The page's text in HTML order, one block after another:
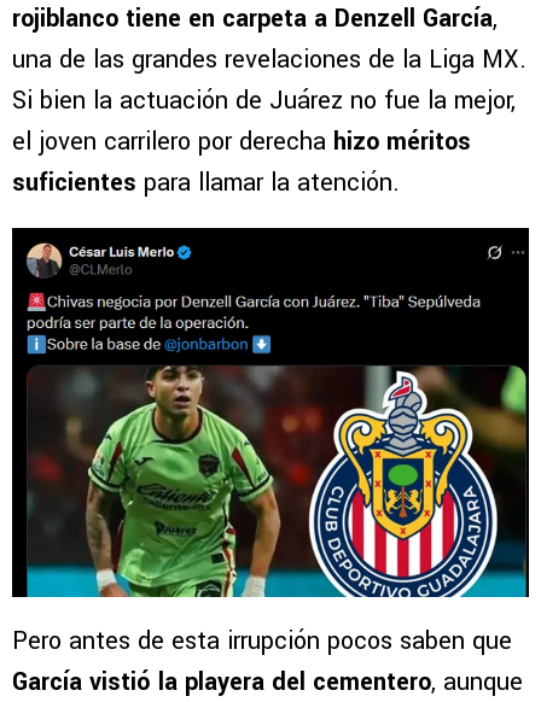
rojiblanco tiene en carpeta a Denzell García,
una de las grandes revelaciones de la Liga MX.
Si bien la actuación de Juárez no fue la mejor,
el joven carrilero por derecha hizo méritos
suficientes para llamar la atención.
Pero antes de esta irrupción pocos saben que
García vistió la playera del cementero, aunque